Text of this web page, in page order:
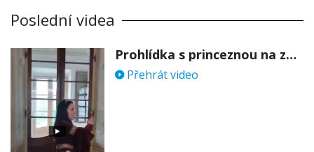
Poslední videa
Prohlídka s princeznou na zámku Stekník
Přehrát video